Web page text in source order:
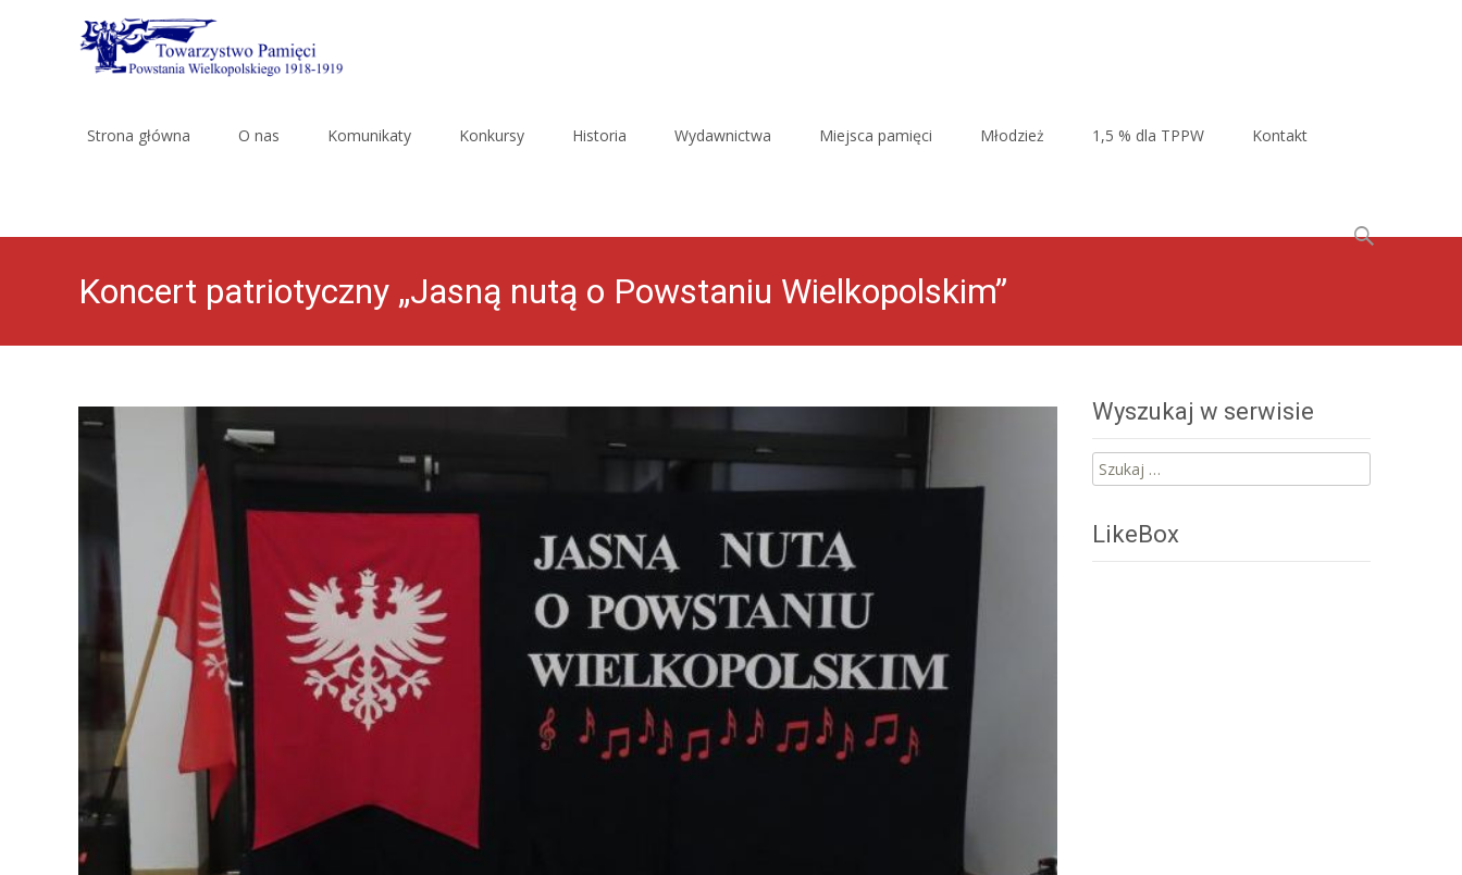
Strona główna O nas Komunikaty Konkursy Historia Wydawnictwa Miejsca pamięci Młodzież 1,5 % dla TPPW Kontakt
Szukaj:
Koncert patriotyczny „Jasną nutą o Powstaniu Wielkopolskim”
Wyszukaj w serwisie
Szukaj:
LikeBox